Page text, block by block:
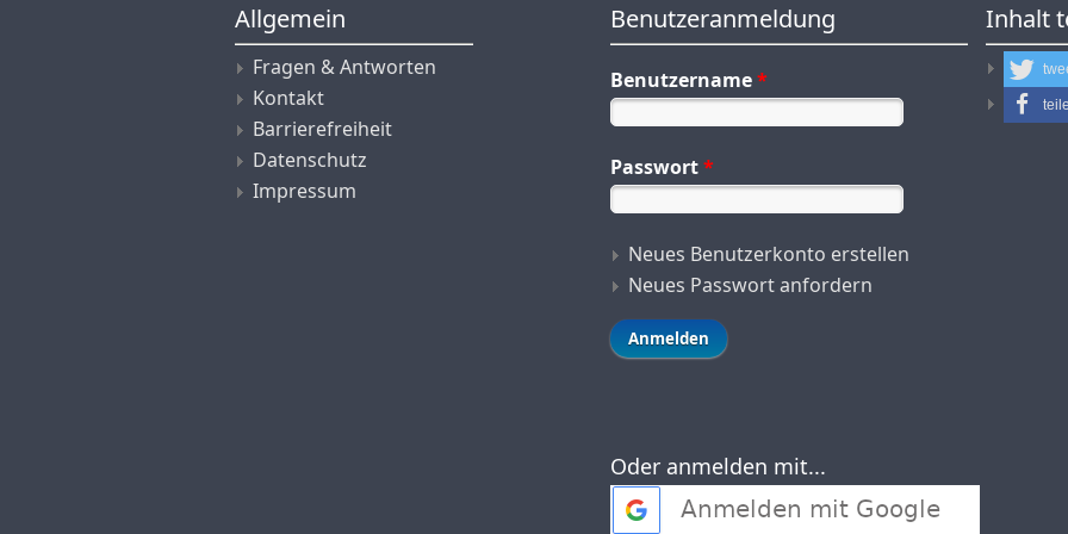
Allgemein
Fragen & Antworten
Kontakt
Barrierefreiheit
Datenschutz
Impressum
Benutzeranmeldung
Benutzername*
Passwort*
Neues Benutzerkonto erstellen
Neues Passwort anfordern
Oder anmelden mit...
Login with Google
Inhalt